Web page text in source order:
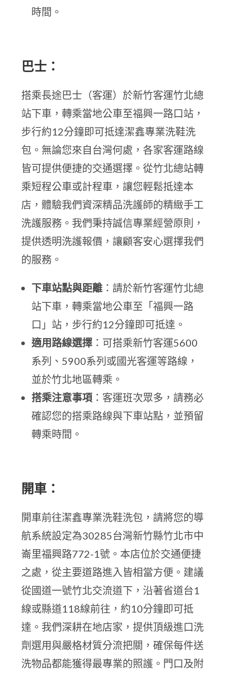
時間。
巴士：
搭乘長途巴士（客運）於新竹客運竹北總
站下車，轉乘當地公車至福興一路口站，
步行約12分鐘即可抵達潔鑫專業洗鞋洗
包。無論您來自台灣何處，各家客運路線
皆可提供便捷的交通選擇。從竹北總站轉
乘短程公車或計程車，讓您輕鬆抵達本
店，體驗我們資深精品洗護師的精緻手工
洗護服務。我們秉持誠信專業經營原則，
提供透明洗護報價，讓顧客安心選擇我們
的服務。
下車站點與距離 ：請於新竹客運竹北總
站下車，轉乘當地公車至「福興一路
口」站，步行約12分鐘即可抵達。
適用路線選擇 ：可搭乘新竹客運5600
系列、5900系列或國光客運等路線，
並於竹北地區轉乘。
搭乘注意事項 ：客運班次眾多，請務必
確認您的搭乘路線與下車站點，並預留
轉乘時間。
開車：
開車前往潔鑫專業洗鞋洗包，請將您的導
航系統設定為30285台灣新竹縣竹北市中
崙里福興路772-1號。本店位於交通便捷
之處，從主要道路進入皆相當方便。建議
從國道一號竹北交流道下，沿著省道台1
線或縣道118線前往，約10分鐘即可抵
達。我們深耕在地店家，提供頂級進口洗
劑選用與嚴格材質分流把關，確保每件送
洗物品都能獲得最專業的照護。門口及附